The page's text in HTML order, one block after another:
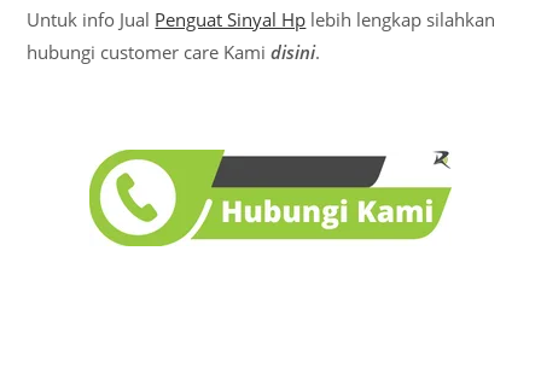
Untuk info Jual Penguat Sinyal Hp lebih lengkap silahkan
hubungi customer care Kamidisini.